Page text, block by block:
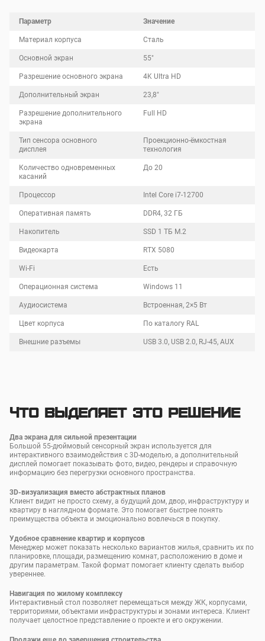
Параметр Значение
Материал корпуса Сталь
Основной экран 55″
Разрешение основного экрана 4K Ultra HD
Дополнительный экран 23,8″
Разрешение дополнительного
экрана
Full HD
Тип сенсора основного
дисплея
Проекционно-ёмкостная
технология
Количество одновременных
касаний
До 20
Процессор Intel Core i7-12700
Оперативная память DDR4, 32 ГБ
Накопитель SSD 1 ТБ M.2
Видеокарта RTX 5080
Wi-Fi Есть
Операционная система Windows 11
Аудиосистема Встроенная, 2×5 Вт
Цвет корпуса По каталогу RAL
Внешние разъемы USB 3.0, USB 2.0, RJ-45, AUX
Что выделяет это решение
Два экрана для сильной презентации
Большой 55-дюймовый сенсорный экран используется для
интерактивного взаимодействия с 3D-моделью, а дополнительный
дисплей помогает показывать фото, видео, рендеры и справочную
информацию без перегрузки основного пространства.
3D-визуализация вместо абстрактных планов
Клиент видит не просто схему, а будущий дом, двор, инфраструктуру и
квартиру в наглядном формате. Это помогает быстрее понять
преимущества объекта и эмоционально вовлечься в покупку.
Удобное сравнение квартир и корпусов
Менеджер может показать несколько вариантов жилья, сравнить их по
планировке, площади, размещению комнат, расположению в доме и
другим параметрам. Такой формат помогает клиенту сделать выбор
увереннее.
Навигация по жилому комплексу
Интерактивный стол позволяет перемещаться между ЖК, корпусами,
территориями, объектами инфраструктуры и зонами интереса. Клиент
получает целостное представление о проекте и его окружении.